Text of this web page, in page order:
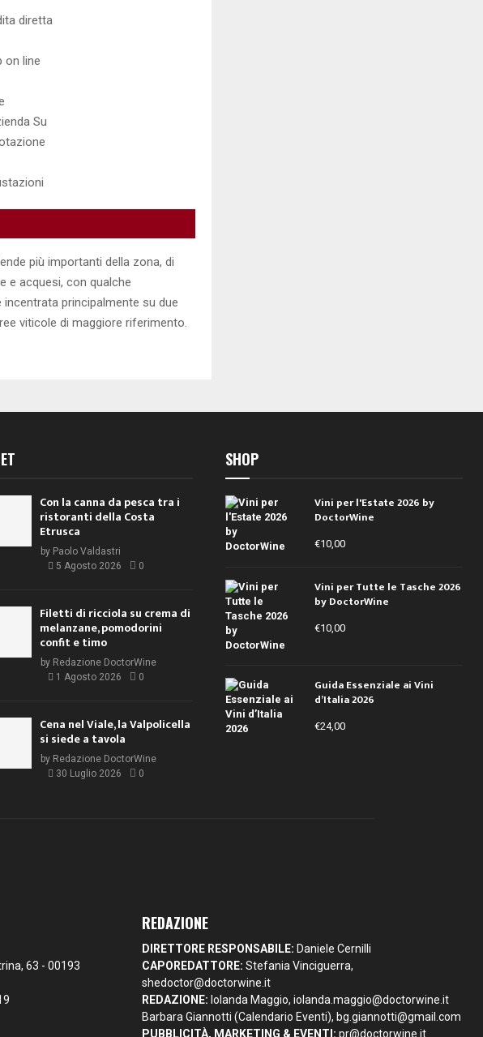
diretta
on line
Su
più importanti della zona, di
e acquesi, con qualche
principalmente su due
viticole di maggiore riferimento.
Con la canna da pesca tra i
ristoranti della Costa
Etrusca
by Paolo Valdastri
5 Agosto 2026
0
Filetti di ricciola su crema di
melanzane, pomodorini
confit e timo
by Redazione DoctorWine
1 Agosto 2026
0
Cena nel Viale, la Valpolicella
si siede a tavola
by Redazione DoctorWine
30 Luglio 2026
0
SHOP
Vini per l'Estate 2026 by
DoctorWine
€10,00
Vini per Tutte le Tasche 2026
by DoctorWine
€10,00
Guida Essenziale ai Vini
d’Italia 2026
€24,00
63 - 00193
REDAZIONE
DIRETTORE RESPONSABILE: Daniele Cernilli
CAPOREDATTORE: Stefania Vinciguerra,
shedoctor@doctorwine.it
REDAZIONE: Iolanda Maggio,iolanda.maggio@doctorwine.it
Barbara Giannotti (Calendario Eventi), bg.giannotti@gmail.com
PUBBLICITÀ, MARKETING & EVENTI: pr@doctorwine.it